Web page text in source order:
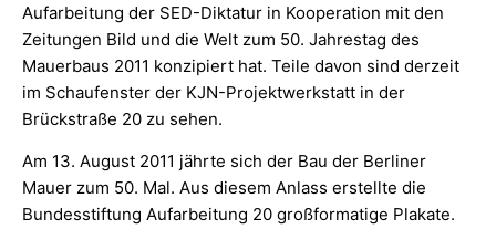
Aufarbeitung der SED-Diktatur in Kooperation mit den
Zeitungen Bild und die Welt zum 50. Jahrestag des
Mauerbaus 2011 konzipiert hat. Teile davon sind derzeit
im Schaufenster der KJN-Projektwerkstatt in der
Brückstraße 20 zu sehen.
Am 13. August 2011 jährte sich der Bau der Berliner
Mauer zum 50. Mal. Aus diesem Anlass erstellte die
Bundesstiftung Aufarbeitung 20 großformatige Plakate.